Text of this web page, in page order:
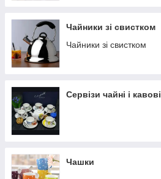
Чайники зі свистком
Чайники зі свистком
Сервізи чайні і кавові
Чашки